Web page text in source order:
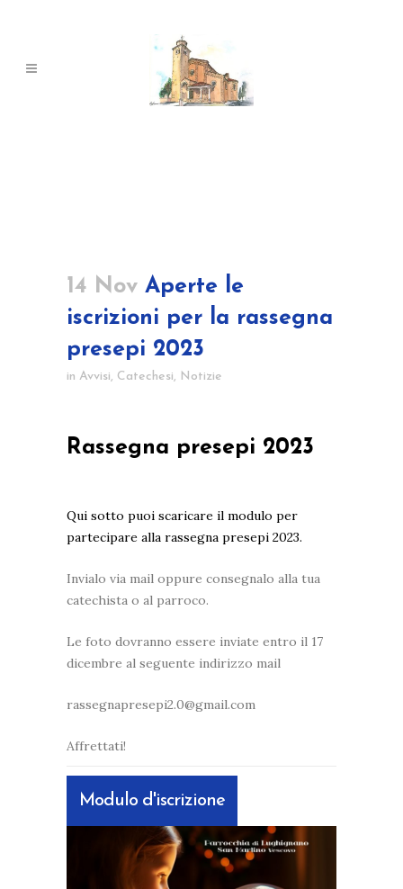
14 Nov Aperte le
iscrizioni per la rassegna
presepi 2023
in Avvisi, Catechesi, Notizie
Rassegna presepi 2023
Qui sotto puoi scaricare il modulo per
partecipare alla rassegna presepi 2023.
Invialo via mail oppure consegnalo alla tua
catechista o al parroco.
Le foto dovranno essere inviate entro il 17
dicembre al seguente indirizzo mail
rassegnapresepi2.0@gmail.com
Affrettati!
Modulo d'iscrizione